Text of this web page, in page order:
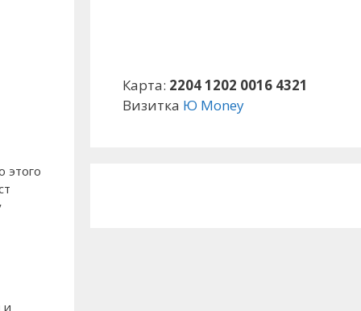
этого
и
Карта: 2204 1202 0016 4321
Визитка Ю Money